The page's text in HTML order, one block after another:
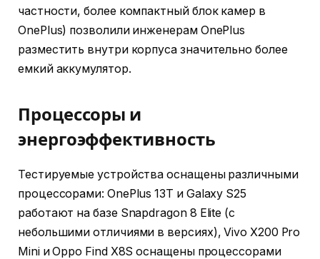
частности, более компактный блок камер в
OnePlus) позволили инженерам OnePlus
разместить внутри корпуса значительно более
емкий аккумулятор.
Процессоры и
энергоэффективность
Тестируемые устройства оснащены различными
процессорами: OnePlus 13T и Galaxy S25
работают на базе Snapdragon 8 Elite (с
небольшими отличиями в версиях), Vivo X200 Pro
Mini и Oppo Find X8S оснащены процессорами